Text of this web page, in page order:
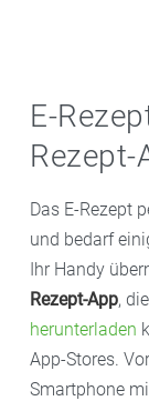
E-
Rezept-
Das E-Rezept
und bedarf
Ihr Handy
Rezept-App,
herunterladen
App-Stores.
Smartphone